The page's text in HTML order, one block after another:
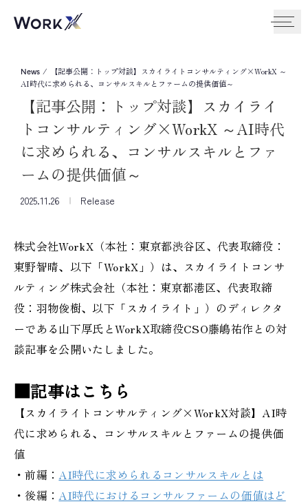
News /
【記事公開：トップ対談】スカイライトコンサルティング×WorkX ～
AI時代に求められる、コンサルスキルとファームの提供価値～
【記事公開：トップ対談】スカイライ
トコンサルティング×WorkX ～AI時代
に求められる、コンサルスキルとファ
ームの提供価値～
2025.11.26 Release
株式会社WorkX（本社：東京都渋谷区、代表取締役：
東野智晴、以下「WorkX」）は、スカイライトコンサ
ルティング株式会社（本社：東京都港区、代表取締
役：羽物俊樹、以下「スカイライト」）のディレクタ
ーである山下厚氏とWorkX取締役CSO藤嶋祐作との対
談記事を公開いたしました。
■記事はこちら
【スカイライトコンサルティング×WorkX対談】AI時
代に求められる、コンサルスキルとファームの提供価
値
・前編：AI時代に求められるコンサルスキルとは
・後編：AI時代におけるコンサルファームの価値はど